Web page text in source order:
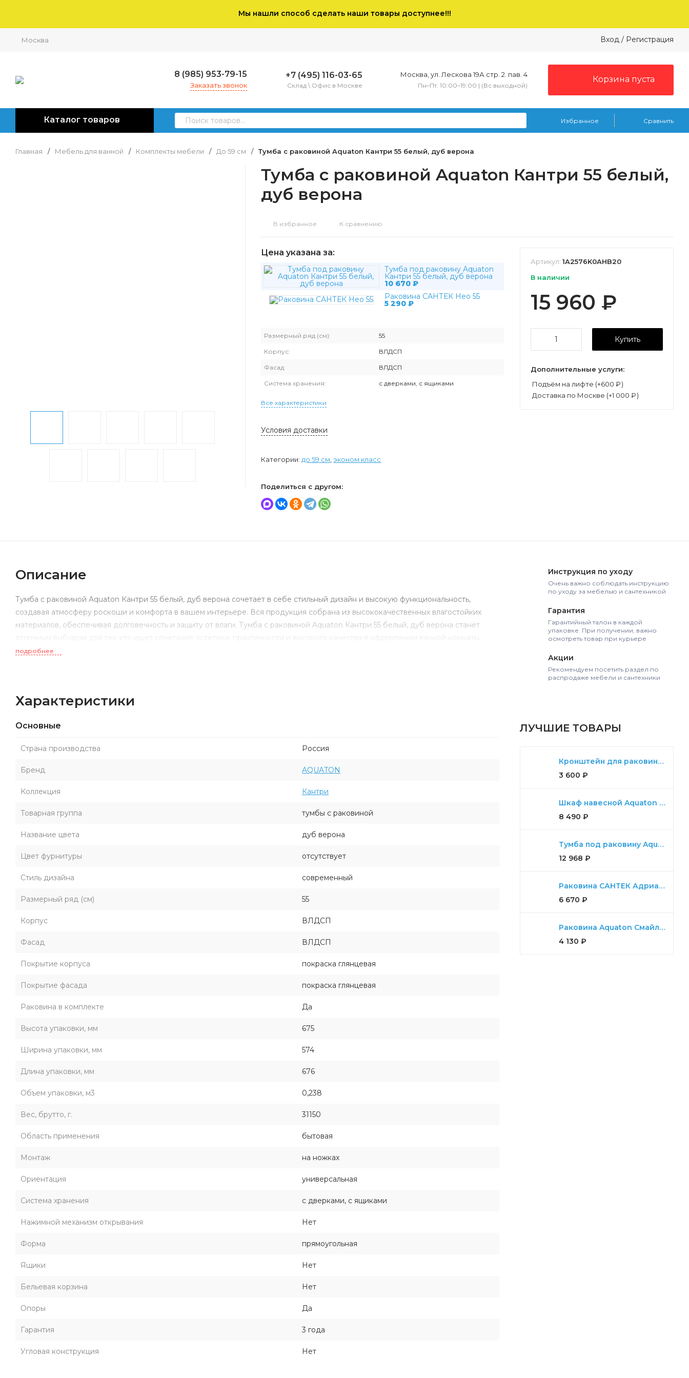
Мы нашли способ сделать наши товары доступнее!!!
Москва Вход / Регистрация
8 (985) 953-79-15
Заказать звонок
+7 (495) 116-03-65
Склад \ Офис в Москве
Москва, ул. Лескова 19А стр. 2. пав. 4
Пн–Пт. 10:00–19:00 | (Вс выходной)
Корзина пуста
Каталог товаров Избранное Сравнить
Главная / Мебель для ванной / Комплекты мебели / До 59 см / Тумба с раковиной Aquaton Кантри 55 белый, дуб верона
Тумба с раковиной Aquaton Кантри 55 белый,
дуб верона
В избранное К сравнению
Цена указана за:
Тумба под раковину Aquaton
Кантри 55 белый, дуб верона
10 670₽
Раковина САНТЕК Нео 55
5 290₽
Размерный ряд (см): 55
Корпус: ВЛДСП
Фасад: ВЛДСП
Система хранения: с дверками, с ящиками
Все характеристики
Условия доставки
Категории: до 59 см ,эконом класс
Поделиться с другом:
Артикул: 1A2576K0AHB20
В наличии
15 960 ₽
Купить
Дополнительные услуги:
Подъём на лифте (+600 ₽)
Доставка по Москве (+1 000 ₽)
Инструкция по уходу
Очень важно соблюдать инструкцию
по уходу за мебелью и сантехникой
Гарантия
Гарантийный талон в каждой
упаковке. При получении, важно
осмотреть товар при курьере
Акции
Рекомендуем посетить раздел по
распродаже мебели и сантехники
ЛУЧШИЕ ТОВАРЫ
Кронштейн для раковины Aquaton Ричмонд комплект для 80,100,120
3 600 ₽
Шкаф навесной Aquaton Либерти дуб эльвезия
8 490 ₽
Тумба под раковину Aquaton Диор 80 белый
12 968 ₽
Раковина САНТЕК Адриана 55
6 670 ₽
Раковина Aquaton Смайл 65
4 130 ₽
Описание
Тумба с раковиной Aquaton Кантри 55 белый, дуб верона сочетает в себе стильный дизайн и высокую функциональность,
создавая атмосферу роскоши и комфорта в вашем интерьере. Вся продукция собрана из высококачественных влагостойких
материалов, обеспечивая долговечность и защиту от влаги. Тумба с раковиной Aquaton Кантри 55 белый, дуб верона станет
отличным выбором для тех, кто ищет сочетание эстетики, практичности и высокого качества в оформлении ванной комнаты.
подробнее
Характеристики
Основные
Страна производства Россия
Бренд AQUATON
Коллекция Кантри
Товарная группа тумбы с раковиной
Название цвета дуб верона
Цвет фурнитуры отсутствует
Стиль дизайна современный
Размерный ряд (см) 55
Корпус ВЛДСП
Фасад ВЛДСП
Покрытие корпуса покраска глянцевая
Покрытие фасада покраска глянцевая
Раковина в комплекте Да
Высота упаковки, мм 675
Ширина упаковки, мм 574
Длина упаковки, мм 676
Объем упаковки, м3 0,238
Вес, брутто, г. 31150
Область применения бытовая
Монтаж на ножках
Ориентация универсальная
Система хранения с дверками, с ящиками
Нажимной механизм открывания Нет
Форма прямоугольная
Ящики Нет
Бельевая корзина Нет
Опоры Да
Гарантия 3 года
Угловая конструкция Нет